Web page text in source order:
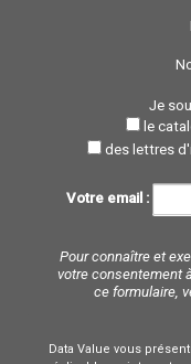
Je
le
des lettres
Votre email :
Pour connaître et
votre consentement
ce formulaire,
Data Value vous